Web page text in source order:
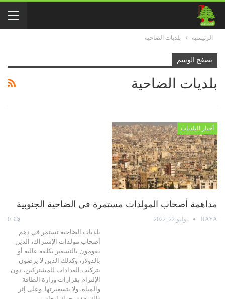
الرئيسية بلديات الضاحية
تصفح الوسم
بلديات الضاحية
أخبار البلديات
مداهمة أصحاب المولدات مستمرة في الضاحية الجنوبية
RAYA يوليو 22, 2022
بلديات الضاحية تستمر في دهم
أصحاب مولدات الإشتراك، الذين
يقومون بالتسعير بكلفة عالية أو
بالدولار، وكذلك الذين لا يرضون
بتركيب العدادات للمشتركين، دون
الإلتزام بقرارات وزارة الطاقة
والمياه، ولا بتسعيرتها. وعلى إثر